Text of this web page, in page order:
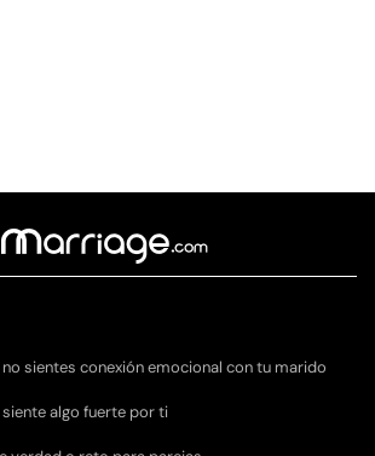
sientes conexión emocional con tu marido
algo fuerte por ti